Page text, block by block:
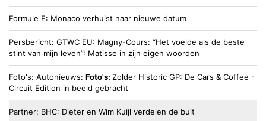
Formule E Monaco verhuist naar nieuwe datum
Persbericht GTWC EU
Magny-Cours: “Het voelde als de beste
stint van mijn leven”: Matisse in zijn eigen woorden
Foto's Autonieuws Foto's: Zolder Historic GP: De Cars & Coffee -
Circuit Edition in beeld gebracht
Partner BHC Dieter en Wim Kuijl verdelen de buit